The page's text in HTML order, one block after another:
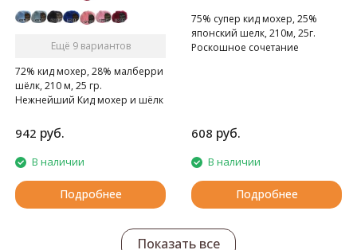
Ещё 9 вариантов
72% кид мохер, 28% малберри
шёлк, 210 м, 25 гр.
Нежнейший Кид мохер и шёлк
942 руб.
В наличии
Подробнее
75% супер кид мохер, 25%
японский шелк, 210м, 25г.
Роскошное сочетание
608 руб.
В наличии
Подробнее
Показать все